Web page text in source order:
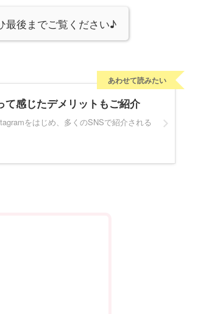
最後までご覧ください♪
て感じたデメリットもご紹介
をはじめ、多くのSNSで紹介される
あわせて読みたい